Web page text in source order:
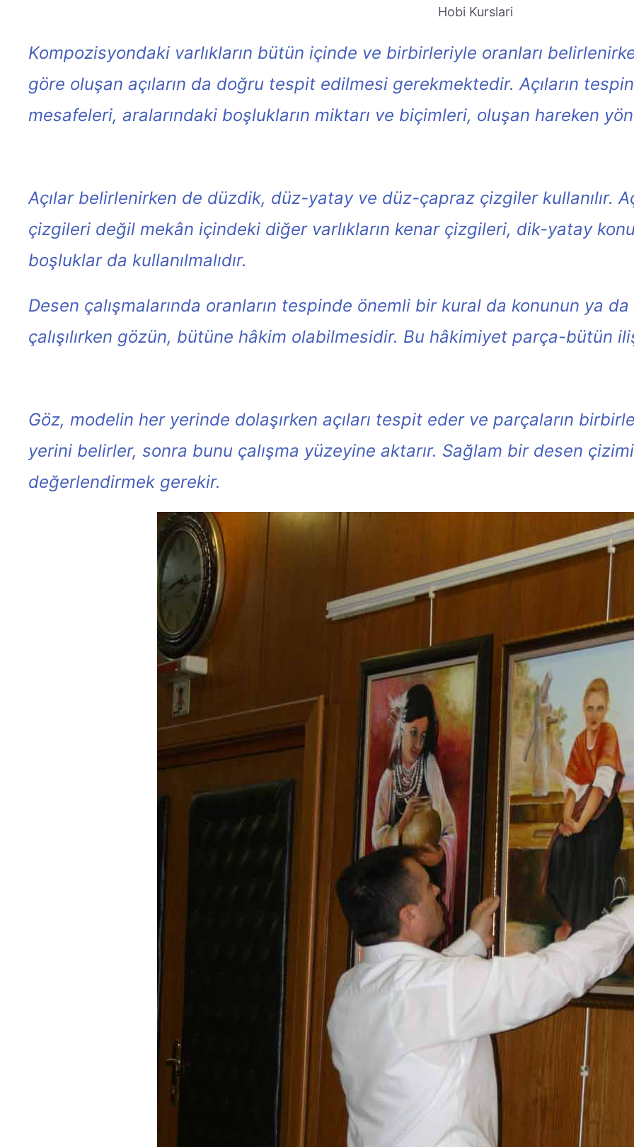
Hobi Kurslari
Kompozisyondaki varlıkların bütün içinde ve birbirleriyle oranları
göre oluşan açıların da doğru tespit edilmesi gerekmektedir. Açıların
mesafeleri, aralarındaki boşlukların miktarı ve biçimleri, oluşan hareken
Açılar belirlenirken de düzdik, düz-yatay ve düz-çapraz çizgiler kullanılır.
çizgileri değil mekân içindeki diğer varlıkların kenar çizgileri, dik-yatay
boşluklar da kullanılmalıdır.
Desen çalışmalarında oranların tespinde önemli bir kural da konunun ya
çalışılırken gözün, bütüne hâkim olabilmesidir. Bu hâkimiyet parça-bütün
Göz, modelin her yerinde dolaşırken açıları tespit eder ve parçaların
yerini belirler, sonra bunu çalışma yüzeyine aktarır. Sağlam bir desen
değerlendirmek gerekir.